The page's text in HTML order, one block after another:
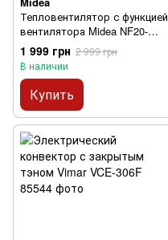
Тепловентилятор с функцией
вентилятора Midea NF20-
18UR
1 999 грн 2 999 грн
В наличии
Купить